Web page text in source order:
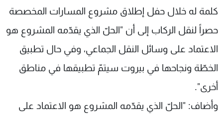
كلمة له خلال حفل إطلاق مشروع المسارات المخصصة
حصراً لنقل الركاب إلى أن "الحلّ الذي يقدّمه المشروع هو
الاعتماد على وسائل النقل الجماعي، وفي حال تطبيق
الخطّة ونجاحها في بيروت سيتمّ تطبيقها في مناطق
أخرى".
وأضاف: "الحلّ الذي يقدّمه المشروع هو الاعتماد على
عن MTV
لاعلاناتكم
وظائف
تواصل معنا
شروط الإسـتخدام
سياسة الخصوصية